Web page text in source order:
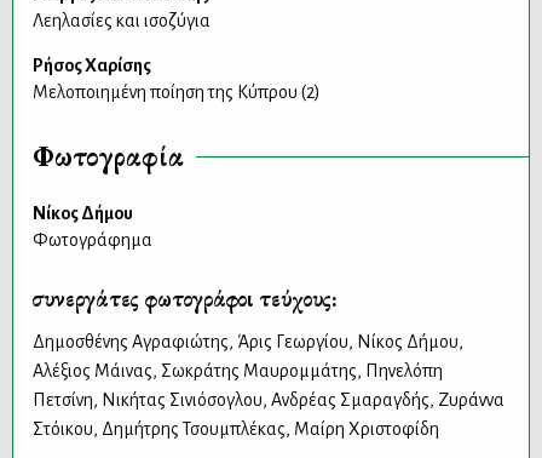
Λεηλασίες και ισοζύγια
Ρήσος Χαρίσης
Μελοποιημένη ποίηση της Κύπρου (2)
Φωτογραφία
Νίκος Δήμου
Φωτογράφημα
συνεργάτες φωτογράφοι τεύχους:
Δημοσθένης Αγραφιώτης, Άρις Γεωργίου, Νίκος Δήμου,
Αλέξιος Μάινας, Σωκράτης Μαυρομμάτης, Πηνελόπη
Πετσίνη, Νικήτας Σινιόσογλου, Ανδρέας Σμαραγδής, Ζυράννα
Στόικου, Δημήτρης Τσουμπλέκας, Μαίρη Χριστοφίδη